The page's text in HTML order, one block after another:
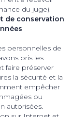
du juge).
de conservation
personnelles de
pris les
faire préserver
la sécurité et la
empêcher
ou
autorisées.